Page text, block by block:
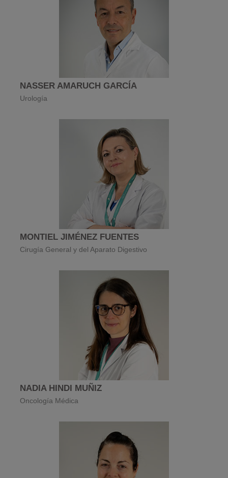
NASSER AMARUCH GARCÍA
Urología
MONTIEL JIMÉNEZ FUENTES
Cirugía General y del Aparato Digestivo
NADIA HINDI MUÑIZ
Oncología Médica